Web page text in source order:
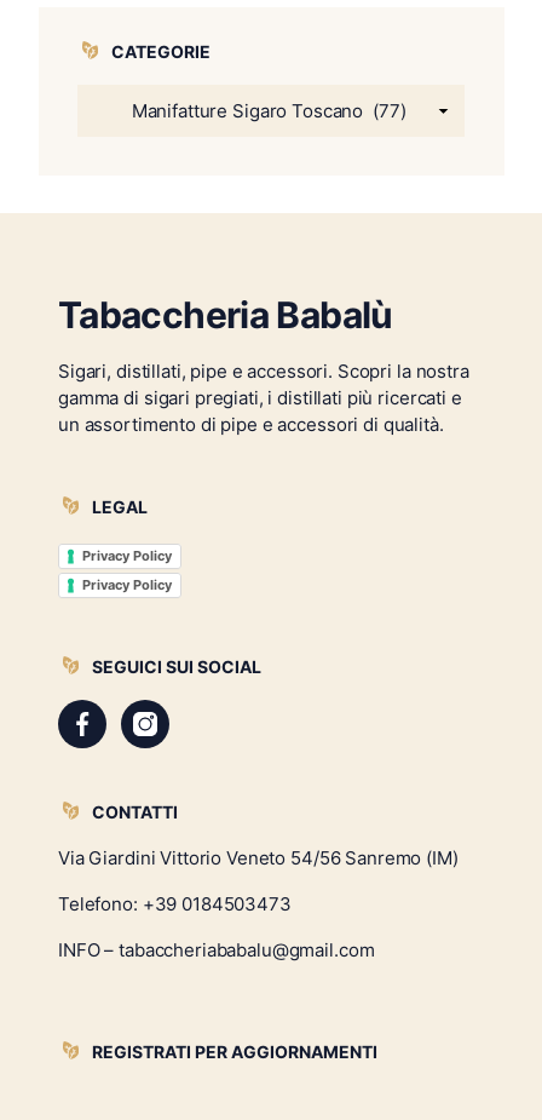
CATEGORIE
Tabaccheria Babalù
Sigari, distillati, pipe e accessori. Scopri la nostra
gamma di sigari pregiati, i distillati più ricercati e
un assortimento di pipe e accessori di qualità.
LEGAL
Privacy Policy
Privacy Policy
SEGUICI SUI SOCIAL
CONTATTI
Via Giardini Vittorio Veneto 54/56 Sanremo (IM)
Telefono: +39 0184503473
INFO – tabaccheriababalu@gmail.com
REGISTRATI PER AGGIORNAMENTI